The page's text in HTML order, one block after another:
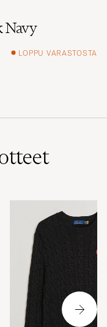
Navy
LOPPU VARASTOSTA